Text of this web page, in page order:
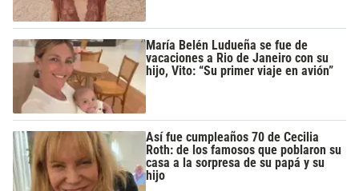
María Belén Ludueña se fue de
vacaciones a Rio de Janeiro con su
hijo, Vito: “Su primer viaje en avión”
Así fue cumpleaños 70 de Cecilia
Roth: de los famosos que poblaron su
casa a la sorpresa de su papá y su
hijo